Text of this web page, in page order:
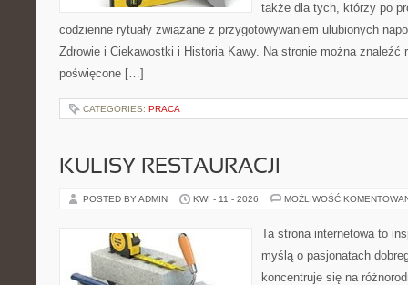
także dla tych, którzy po
codzienne rytuały związane z przygotowywaniem ulubionych
Zdrowie i Ciekawostki i Historia Kawy. Na stronie można znaleźć
poświęcone […]
CATEGORIES: PRACA
KULISY RESTAURACJI
POSTED BY ADMIN KWI - 11 - 2026 MOŻLIWOŚĆ
Ta strona internetowa to
myślą o pasjonatach
koncentruje się na